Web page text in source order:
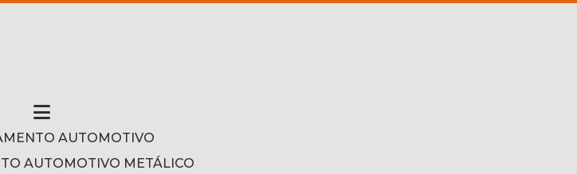
AUTOMOTIVO
AUTOMOTIVO METÁLICO